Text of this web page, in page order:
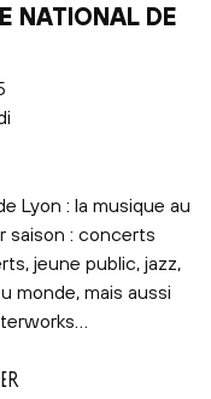
NATIONAL DE
Lyon : la musique au
saison : concerts
jeune public, jazz,
monde, mais aussi